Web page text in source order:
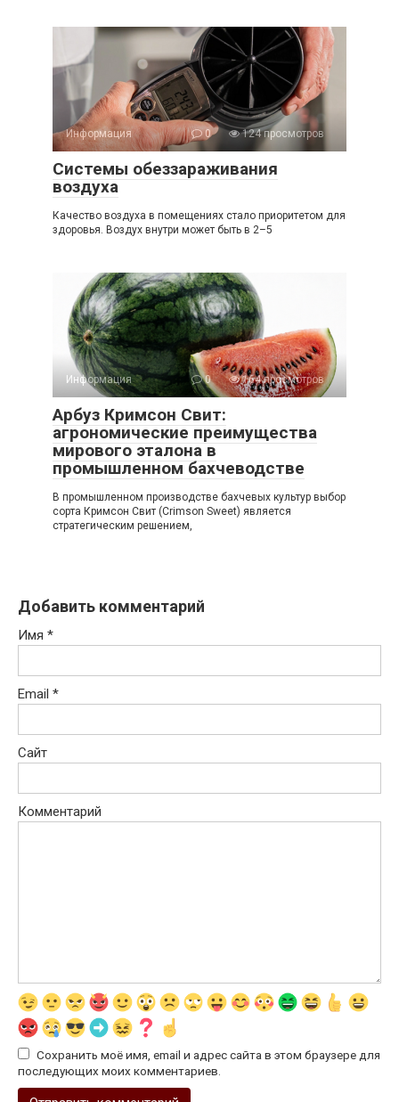
Информация 0 124 просмотров
Системы обеззараживания
воздуха
Качество воздуха в помещениях стало приоритетом для
здоровья. Воздух внутри может быть в 2–5
Информация 0 164 просмотров
Арбуз Кримсон Свит:
агрономические преимущества
мирового эталона в
промышленном бахчеводстве
В промышленном производстве бахчевых культур выбор
сорта Кримсон Свит (Crimson Sweet) является
стратегическим решением,
Добавить комментарий
Имя *
Email *
Сайт
Комментарий
Сохранить моё имя, email и адрес сайта в этом браузере для
последующих моих комментариев.